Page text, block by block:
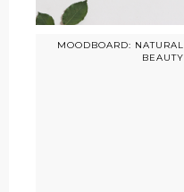
MOODBOARD: NATURAL
BEAUTY